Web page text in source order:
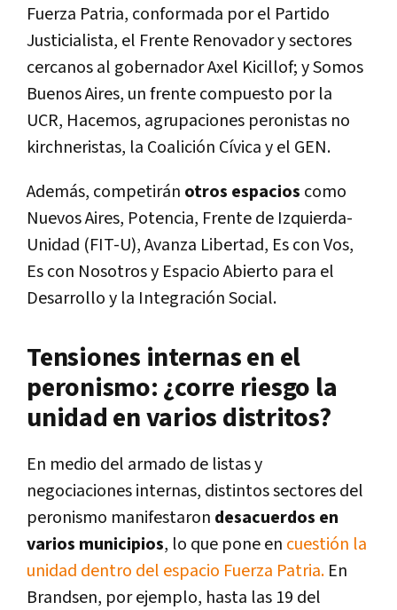
Fuerza Patria, conformada por el Partido
Justicialista, el Frente Renovador y sectores
cercanos al gobernador Axel Kicillof; y Somos
Buenos Aires, un frente compuesto por la
UCR, Hacemos, agrupaciones peronistas no
kirchneristas, la Coalición Cívica y el GEN.
Además, competirán otros espacios como
Nuevos Aires, Potencia, Frente de Izquierda-
Unidad (FIT-U), Avanza Libertad, Es con Vos,
Es con Nosotros y Espacio Abierto para el
Desarrollo y la Integración Social.
Tensiones internas en el
peronismo: ¿corre riesgo la
unidad en varios distritos?
En medio del armado de listas y
negociaciones internas, distintos sectores del
peronismo manifestaron desacuerdos en
varios municipios, lo que pone en cuestión la
unidad dentro del espacio Fuerza Patria. En
Brandsen, por ejemplo, hasta las 19 del